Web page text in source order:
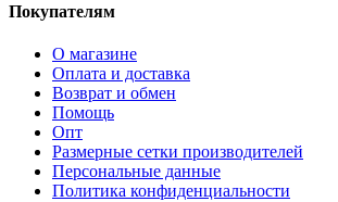
Покупателям
О магазине
Оплата и доставка
Возврат и обмен
Помощь
Опт
Размерные сетки производителей
Персональные данные
Политика конфиденциальности